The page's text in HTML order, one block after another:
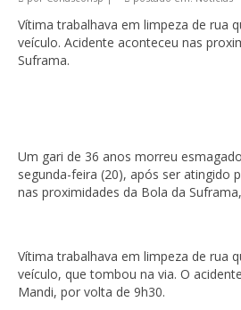
Vítima trabalhava em limpeza de rua
veículo. Acidente aconteceu nas
Suframa.
Um gari de 36 anos morreu
segunda-feira (20), após ser atingido
nas proximidades da Bola da
Vítima trabalhava em limpeza de rua
veículo, que tombou na via. O
Mandi, por volta de 9h30.